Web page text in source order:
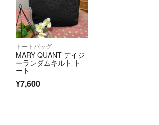
トートバッグ
MARY QUANT デイジ
ーランダムキルト ト
ート
¥7,600